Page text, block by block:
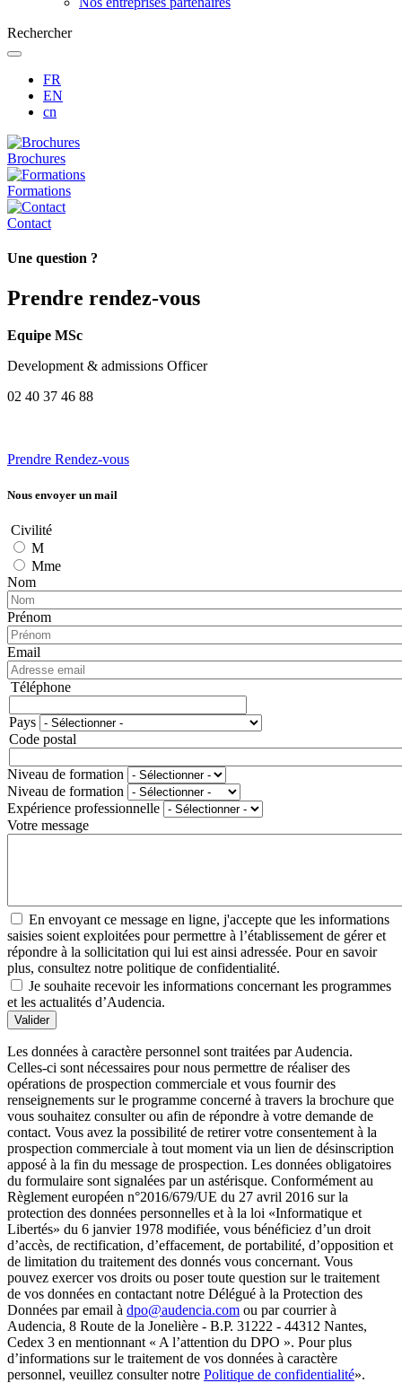
Rechercher
FR
EN
cn
Brochures
Formations
Contact
Une question ?
Prendre rendez-vous
Equipe MSc
Development & admissions Officer
02 40 37 46 88
Prendre Rendez-vous
Nous envoyer un mail
Civilité
M
Mme
Nom
Prénom
Email
Téléphone
Adresse
Pays
Code postal
Niveau de formation
Niveau de formation
Expérience professionnelle
Votre message
En envoyant ce message en ligne, j'accepte que les informations
saisies soient exploitées pour permettre à l’établissement de gérer et
répondre à la sollicitation qui lui est ainsi adressée. Pour en savoir
plus, consultez notre politique de confidentialité.
Je souhaite recevoir les informations concernant les programmes
et les actualités d’Audencia.
Valider
Les données à caractère personnel sont traitées par Audencia.
Celles-ci sont nécessaires pour nous permettre de réaliser des
opérations de prospection commerciale et vous fournir des
renseignements sur le programme concerné à travers la brochure que
vous souhaitez consulter ou afin de répondre à votre demande de
contact. Vous avez la possibilité de retirer votre consentement à la
prospection commerciale à tout moment via un lien de désinscription
apposé à la fin du message de prospection. Les données obligatoires
du formulaire sont signalées par un astérisque. Conformément au
Règlement européen n°2016/679/UE du 27 avril 2016 sur la
protection des données personnelles et à la loi «Informatique et
Libertés» du 6 janvier 1978 modifiée, vous bénéficiez d’un droit
d’accès, de rectification, d’effacement, de portabilité, d’opposition et
de limitation du traitement des donnés vous concernant. Vous
pouvez exercer vos droits ou poser toute question sur le traitement
de vos données en contactant notre Délégué à la Protection des
Données par email à dpo@audencia.com ou par courrier à
Audencia, 8 Route de la Jonelière - B.P. 31222 - 44312 Nantes,
Cedex 3 en mentionnant « A l’attention du DPO ». Pour plus
d’informations sur le traitement de vos données à caractère
personnel, veuillez consulter notre Politique de confidentialité».